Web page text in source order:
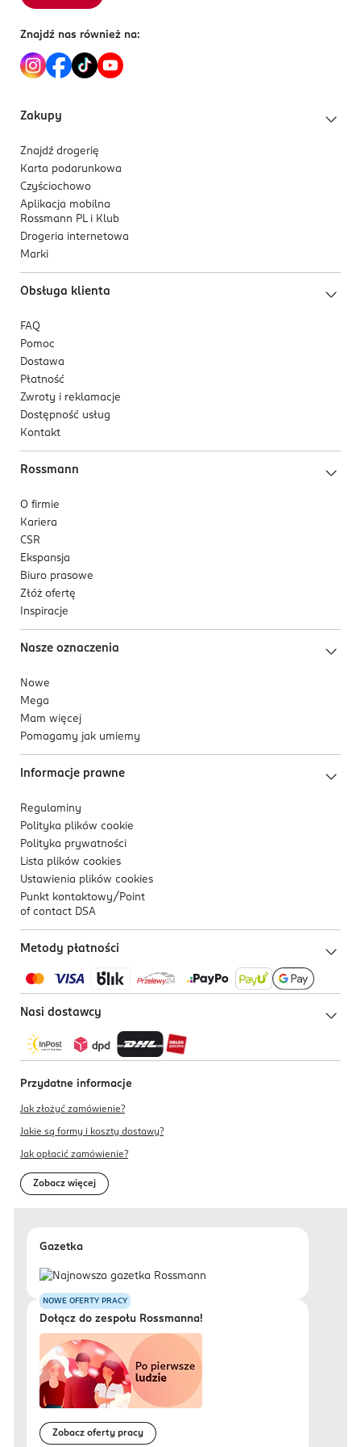
Znajdź nas również na:
Zakupy
Znajdź drogerię
Karta podarunkowa
Czyściochowo
Aplikacja mobilna
Rossmann PL i Klub
Drogeria internetowa
Marki
Obsługa klienta
FAQ
Pomoc
Dostawa
Płatność
Zwroty i reklamacje
Dostępność usług
Kontakt
Rossmann
O firmie
Kariera
CSR
Ekspansja
Biuro prasowe
Złóż ofertę
Inspiracje
Nasze oznaczenia
Nowe
Mega
Mam więcej
Pomagamy jak umiemy
Informacje prawne
Regulaminy
Polityka plików cookie
Polityka prywatności
Lista plików cookies
Ustawienia plików cookies
Punkt kontaktowy/ Point
of contact DSA
Metody płatności
Nasi dostawcy
Przydatne informacje
Jak złożyć zamówienie?
Jakie są formy i koszty dostawy?
Jak opłacić zamówienie?
Zobacz więcej
Gazetka
NOWE OFERTY PRACY
Dołącz do zespołu Rossmanna!
Zobacz oferty pracy